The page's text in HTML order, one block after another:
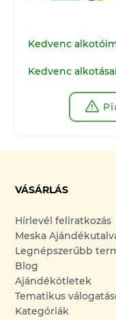
Kedvenc
Kedvenc
VÁSÁRLÁS
Hírlevél feliratkozás
Meska
Legnépszerűbb
Blog
Ajándékötletek
Tematikus
Kategóriák